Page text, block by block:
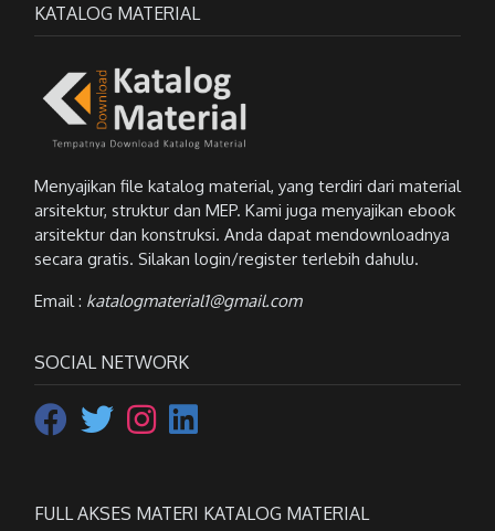
KATALOG MATERIAL
Menyajikan file katalog material, yang terdiri dari material
arsitektur, struktur dan MEP. Kami juga menyajikan ebook
arsitektur dan konstruksi. Anda dapat mendownloadnya
secara gratis. Silakan login/register terlebih dahulu.
Email : katalogmaterial1@gmail.com
SOCIAL NETWORK
FULL AKSES MATERI KATALOG MATERIAL